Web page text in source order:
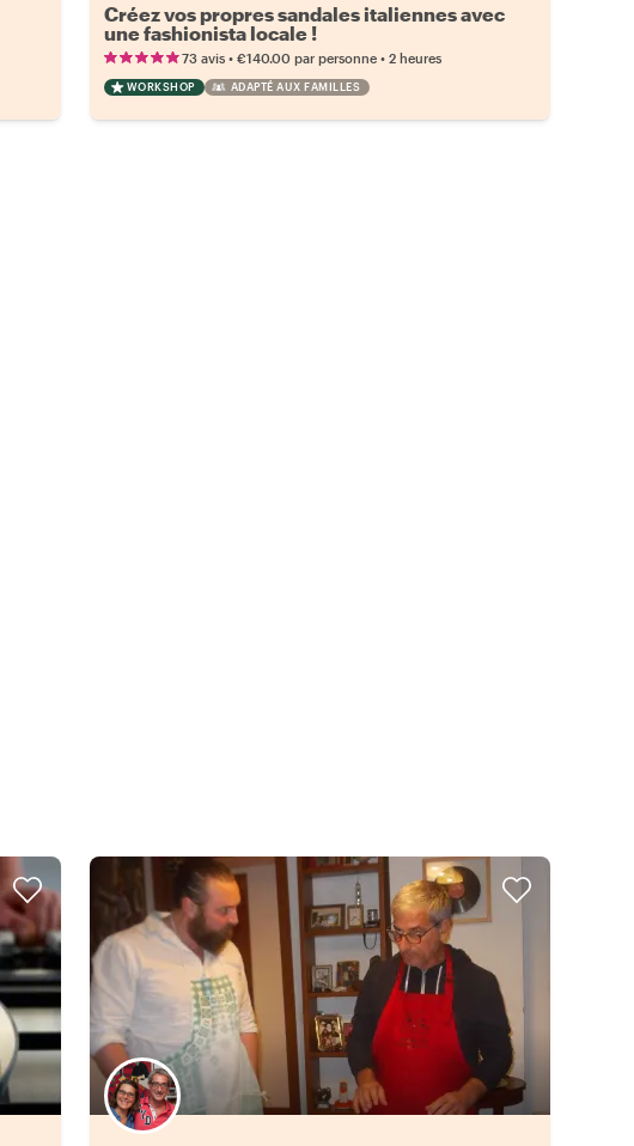
Créez vos propres sandales italiennes avec
une fashionista locale !
73 avis• €140.00 par personne• 2 heures
WORKSHOP ADAPTÉ AUX FAMILLES